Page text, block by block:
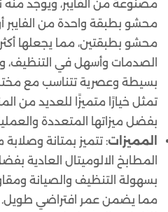
مصنوعة من الفايبر، ويوجد
محشو بطبقة واحدة من الفايبر
محشو بطبقتين، مما يجعلها
الصدمات وأسهل في التنظيف،
بسيطة وعصرية تتناسب مع
تمثل خيارًا متميزًا للعديد من
بفضل ميزاتها المتعددة
المميزات: تتميز بمتانة
المطابخ الالوميتال العادية
بسهولة التنظيف والصيانة
مما يضمن عمر افتراضي طويل.